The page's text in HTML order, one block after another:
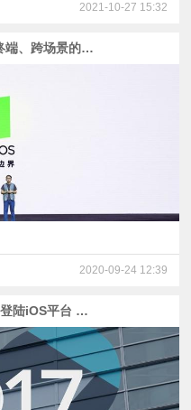
2021-10-27 15:32
2020 OPPO开发者大会：打造多终端、跨场景的智能化生活
2020-09-24 12:39
Siri沦陷！Google Assistant强势登陆iOS平台 Google I/O 2017汇总